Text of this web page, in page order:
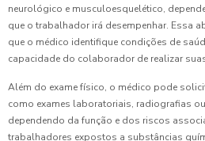
neurológico e musculoesquelético,
que o trabalhador irá desempenhar. Essa
que o médico identifique condições de
capacidade do colaborador de realizar
Além do exame físico, o médico pode
como exames laboratoriais, radiografias
dependendo da função e dos riscos
trabalhadores expostos a substâncias